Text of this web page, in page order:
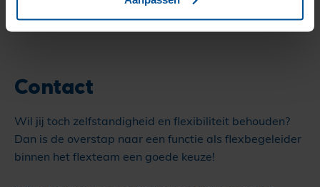
Contact
Wil jij toch zelfstandigheid en flexibiliteit behouden?
Dan is de overstap naar een functie als flexbegeleider
binnen het flexteam een goede keuze!